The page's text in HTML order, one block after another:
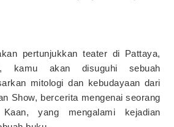
pertunjukkan teater di Pattaya,
kamu akan disuguhi sebuah
mitologi dan kebudayaan dari
Show, bercerita mengenai seorang
yang mengalami kejadian